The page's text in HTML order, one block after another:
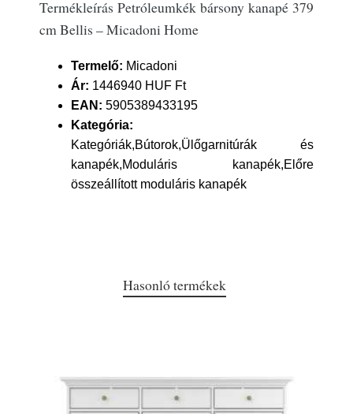
Termékleírás Petróleumkék bársony kanapé 379
cm Bellis – Micadoni Home
Termelő: Micadoni
Ár: 1446940 HUF Ft
EAN: 5905389433195
Kategória:
Kategóriák,Bútorok,Ülőgarnitúrák és
kanapék,Moduláris kanapék,Előre
összeállított moduláris kanapék
Hasonló termékek